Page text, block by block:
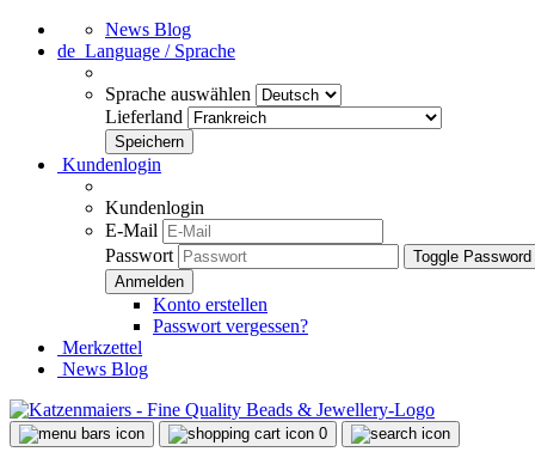
News Blog
de Language / Sprache
Sprache auswählen
Lieferland
Kundenlogin
Kundenlogin
E-Mail
Passwort
Toggle
Konto erstellen
Passwort vergessen?
Merkzettel
News Blog
0